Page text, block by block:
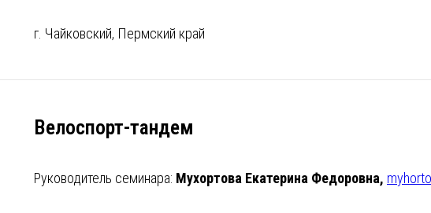
г. Чайковский, Пермский край
Велоспорт-тандем
Руководитель семинара: Мухортова Екатерина Федоровна,